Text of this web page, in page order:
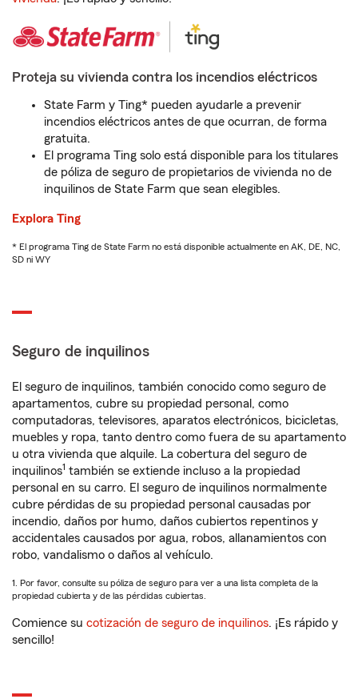
Proteja su vivienda contra los incendios eléctricos
State Farm y Ting* pueden ayudarle a prevenir
incendios eléctricos antes de que ocurran, de forma
gratuita.
El programa Ting solo está disponible para los titulares
de póliza de seguro de propietarios de vivienda no de
inquilinos de State Farm que sean elegibles.
Explora Ting
* El programa Ting de State Farm no está disponible actualmente en AK, DE, NC,
SD ni WY
Seguro de inquilinos
El seguro de inquilinos, también conocido como seguro de
apartamentos, cubre su propiedad personal, como
computadoras, televisores, aparatos electrónicos, bicicletas,
muebles y ropa, tanto dentro como fuera de su apartamento
u otra vivienda que alquile. La cobertura del seguro de
inquilinos1 también se extiende incluso a la propiedad
personal en su carro. El seguro de inquilinos normalmente
cubre pérdidas de su propiedad personal causadas por
incendio, daños por humo, daños cubiertos repentinos y
accidentales causados por agua, robos, allanamientos con
robo, vandalismo o daños al vehículo.
1. Por favor, consulte su póliza de seguro para ver a una lista completa de la
propiedad cubierta y de las pérdidas cubiertas.
Comience su cotización de seguro de inquilinos. ¡Es rápido y
sencillo!